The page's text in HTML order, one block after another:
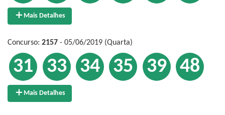
Mais Detalhes
Concurso: 2157 - 05/06/2019 (Quarta)
31 33 34 35 39 48
Mais Detalhes